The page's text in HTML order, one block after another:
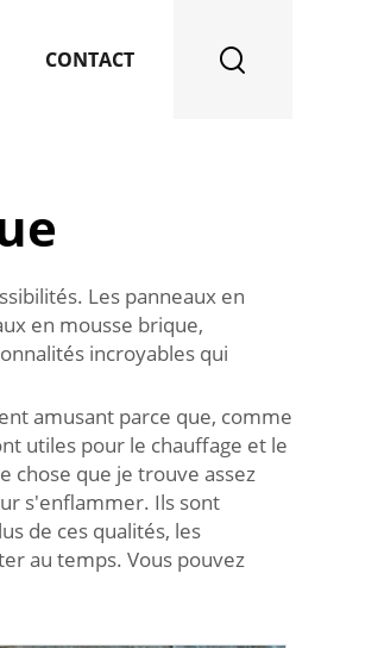
CONTACT
Les panneaux en
en mousse brique,
incroyables qui
amusant parce que, comme
utiles pour le chauffage et le
chose que je trouve assez
s'enflammer. Ils sont
de ces qualités, les
au temps. Vous pouvez